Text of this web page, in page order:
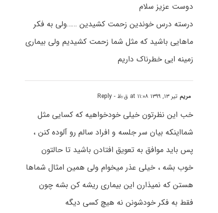
دوست عزیز سلام
درسته درس خوندین زحمت کشیدین ……ولی به فکر
ماهایی باشید که مثل شما زحمت کشیدیم ولی بیماری
زمینه ایی خطرناک داریم
مریم تیر ۱۳, ۱۳۹۹ at ۱۱:۰۸ ق٫ظ - Reply
خب این نظرتون خیلی خودخواهیه که کسایی مثل
شمااینکه بیان سر جلسه و افراد سالم رو آلوده کنن ،
پس باید موافق به تعویق افتادن باشید تا حالتون
خوب بشه ، خیلی عذر میخوام ولی همین امثال شماها
هستن که نمیذارن این بیماری ریشه کن بشه چون
فقط به فکر خودشونن نه هیچ کسی دیگه